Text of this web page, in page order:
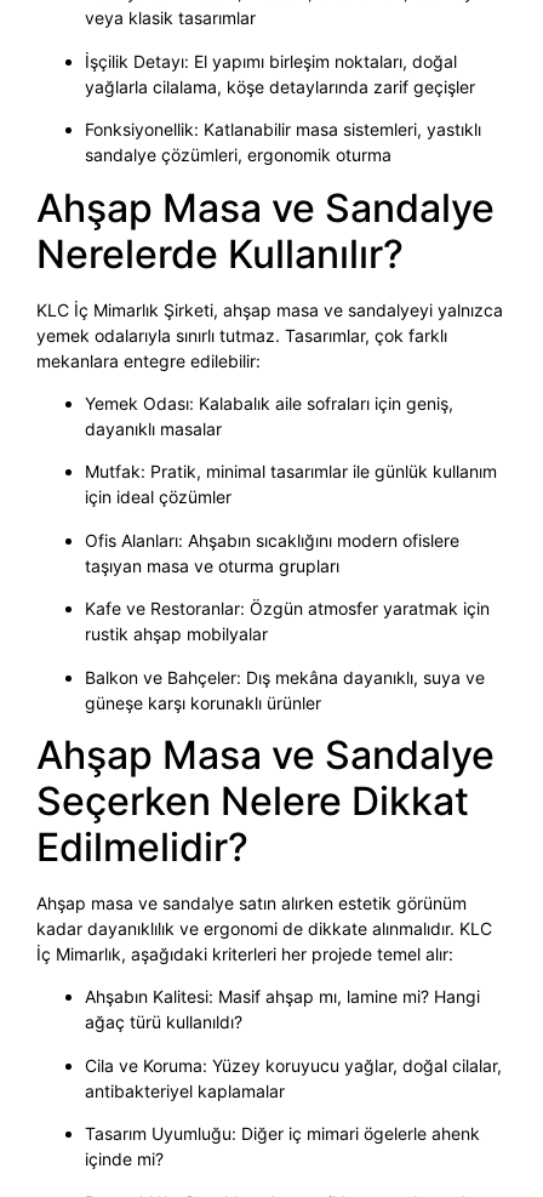
veya klasik tasarımlar
İşçilik Detayı: El yapımı birleşim noktaları, doğal
yağlarla cilalama, köşe detaylarında zarif geçişler
Fonksiyonellik: Katlanabilir masa sistemleri, yastıklı
sandalye çözümleri, ergonomik oturma
Ahşap Masa ve Sandalye
Nerelerde Kullanılır?
KLC İç Mimarlık Şirketi, ahşap masa ve sandalyeyi yalnızca
yemek odalarıyla sınırlı tutmaz. Tasarımlar, çok farklı
mekanlara entegre edilebilir:
Yemek Odası: Kalabalık aile sofraları için geniş,
dayanıklı masalar
Mutfak: Pratik, minimal tasarımlar ile günlük kullanım
için ideal çözümler
Ofis Alanları: Ahşabın sıcaklığını modern ofislere
taşıyan masa ve oturma grupları
Kafe ve Restoranlar: Özgün atmosfer yaratmak için
rustik ahşap mobilyalar
Balkon ve Bahçeler: Dış mekâna dayanıklı, suya ve
güneşe karşı korunaklı ürünler
Ahşap Masa ve Sandalye
Seçerken Nelere Dikkat
Edilmelidir?
Ahşap masa ve sandalye satın alırken estetik görünüm
kadar dayanıklılık ve ergonomi de dikkate alınmalıdır. KLC
İç Mimarlık, aşağıdaki kriterleri her projede temel alır:
Ahşabın Kalitesi: Masif ahşap mı, lamine mi? Hangi
ağaç türü kullanıldı?
Cila ve Koruma: Yüzey koruyucu yağlar, doğal cilalar,
antibakteriyel kaplamalar
Tasarım Uyumluğu: Diğer iç mimari ögelerle ahenk
içinde mi?